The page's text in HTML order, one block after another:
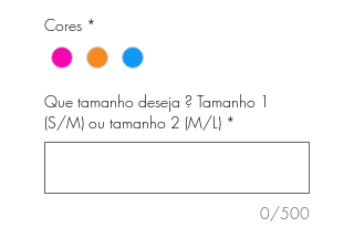
Cores *
Que tamanho deseja ? Tamanho 1
(S/M) ou tamanho 2 (M/L) *
0/500